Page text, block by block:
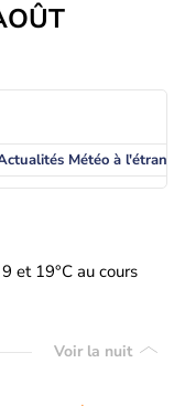
et 19°C au cours
Voir la nuit